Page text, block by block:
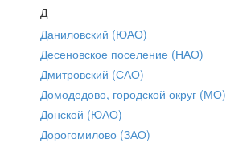
Д
Даниловский (ЮАО)
Десеновское поселение (НАО)
Дмитровский (САО)
Домодедово, городской округ (МО)
Донской (ЮАО)
Дорогомилово (ЗАО)